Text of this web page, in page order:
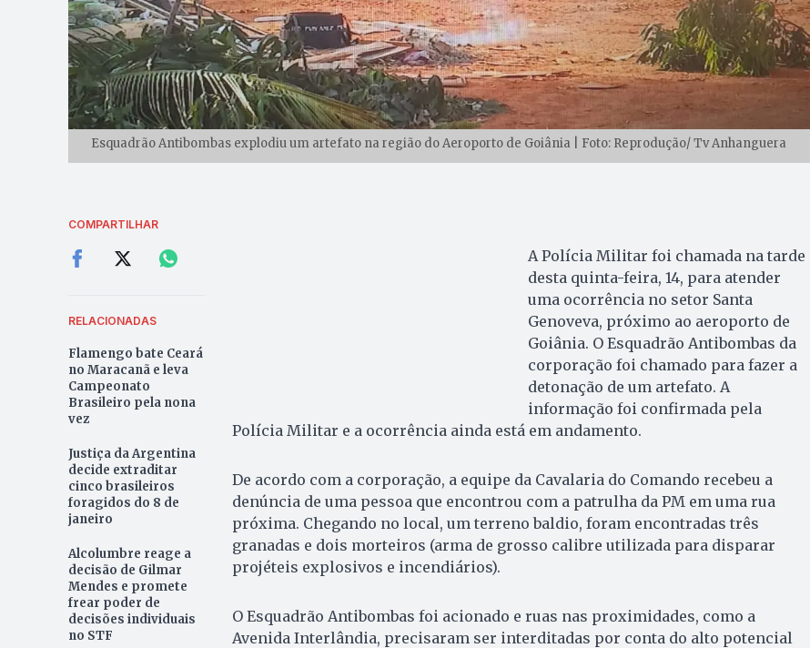
Esquadrão Antibombas explodiu um artefato na região do Aeroporto de Goiânia | Foto: Reprodução/ Tv Anhanguera
COMPARTILHAR
RELACIONADAS
Flamengo bate Ceará
no Maracanã e leva
Campeonato
Brasileiro pela nona
vez
Justiça da Argentina
decide extraditar
cinco brasileiros
foragidos do 8 de
janeiro
Alcolumbre reage a
decisão de Gilmar
Mendes e promete
frear poder de
decisões individuais
no STF
A Polícia Militar foi chamada na tarde
desta quinta-feira, 14, para atender
uma ocorrência no setor Santa
Genoveva, próximo ao aeroporto de
Goiânia. O Esquadrão Antibombas da
corporação foi chamado para fazer a
detonação de um artefato. A
informação foi confirmada pela
Polícia Militar e a ocorrência ainda está em andamento.
De acordo com a corporação, a equipe da Cavalaria do Comando recebeu a
denúncia de uma pessoa que encontrou com a patrulha da PM em uma rua
próxima. Chegando no local, um terreno baldio, foram encontradas três
granadas e dois morteiros (arma de grosso calibre utilizada para disparar
projéteis explosivos e incendiários).
O Esquadrão Antibombas foi acionado e ruas nas proximidades, como a
Avenida Interlândia, precisaram ser interditadas por conta do alto potencial